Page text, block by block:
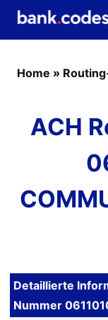
Home »
ACH
Detaillierte
Nummer